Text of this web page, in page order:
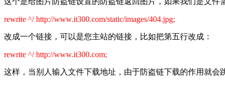
rewrite ^/ http://www.it300.com/static/images/404.jpg;
改成一个链接，可以是您主站的链接，比如把第五行改成：
rewrite ^/ http://www.it300.com;
这样，当别人输入文件下载地址，由于防盗链下载的作用就会